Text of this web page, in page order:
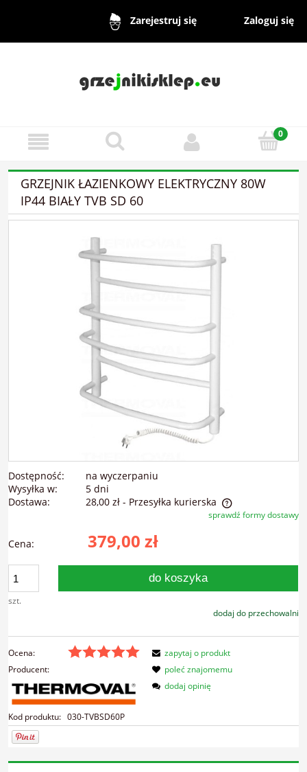
Zarejestruj się Zaloguj się
GRZEJNIK ŁAZIENKOWY ELEKTRYCZNY 80W
IP44 BIAŁY TVB SD 60
Dostępność:
na wyczerpaniu
Wysyłka w:
5 dni
Dostawa:
28,00 zł - Przesyłka kurierska
Cena nie zawiera ewentualnych kosztów płatnościsprawdź formy dostawy
Cena: 379,00 zł
szt.
do koszyka
dodaj do przechowalni
Ocena:
Producent:
Kod produktu: 030-TVBSD60P
zapytaj o produkt
poleć znajomemu
dodaj opinię